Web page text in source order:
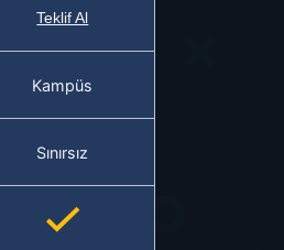
Teklif Al
Kampüs
Sınırsız